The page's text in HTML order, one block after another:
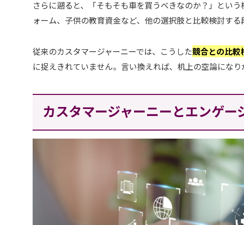
さらに遡ると、「そもそも車を買うべきなのか？」とい
ォーム、子供の教育資金など、他の選択肢と比較検討する
従来のカスタマージャーニーでは、こうした競合との比較
に捉えきれていません。言い換えれば、机上の空論になり
カスタマージャーニーとエンゲ